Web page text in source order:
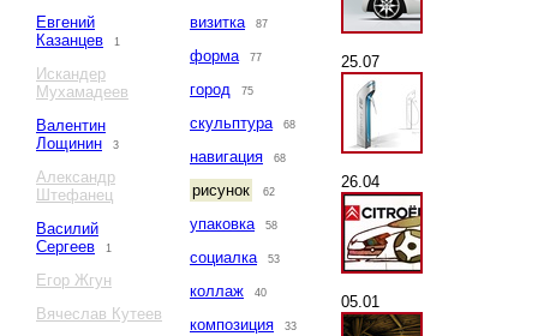
Евгений
Казанцев
1
Искандер
Мухамадеев
Валентин
Лощинин
3
Александр
Штефанец
Василий
Сергеев
1
Егор Жгун
Вячеслав Кутеев
визитка 87
форма 77
город 75
скульптура 68
навигация 68
рисунок 62
упаковка 58
социалка 53
коллаж 40
композиция 33
25.07
26.04
05.01